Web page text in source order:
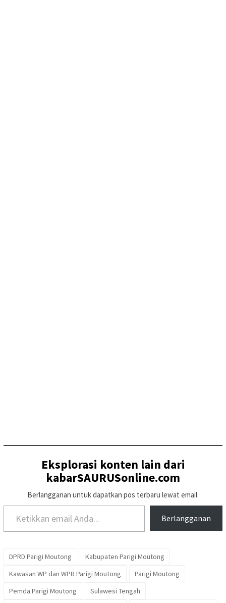
Eksplorasi konten lain dari
kabarSAURUSonline.com
Berlangganan untuk dapatkan pos terbaru lewat email.
Ketikkan email Anda...
Berlangganan
DPRD Parigi Moutong
Kabupaten Parigi Moutong
Kawasan WP dan WPR Parigi Moutong
Parigi Moutong
Pemda Parigi Moutong
Sulawesi Tengah